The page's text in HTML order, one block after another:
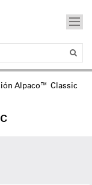
Alpaco™ Classic